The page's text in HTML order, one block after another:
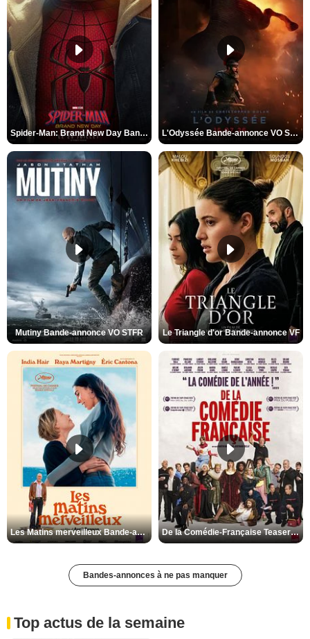
Spider-Man: Brand New Day Bande-annonce VO STFR L'Odyssée Bande-annonce VO STFR
Mutiny Bande-annonce VO STFR Le Triangle d'or Bande-annonce VF
Les Matins merveilleux Bande-annonce VF De la Comédie-Française Teaser VF
Bandes-annonces à ne pas manquer
Top actus de la semaine